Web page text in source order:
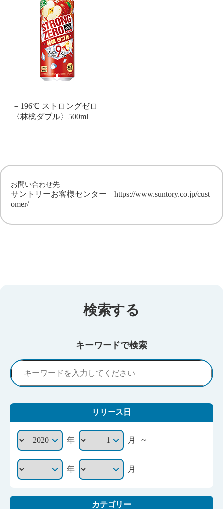
－196℃ ストロングゼロ
〈林檎ダブル〉500ml
お問い合わせ先
サントリーお客様センター https://www.suntory.co.jp/cust
omer/
検索する
キーワードで検索
リリース日
年 月 ～
年 月
カテゴリー